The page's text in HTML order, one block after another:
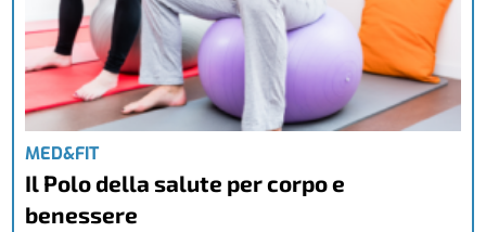
MED&FIT
Il Polo della salute per corpo e
benessere